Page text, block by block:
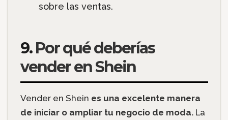
sobre las ventas.
9.Por qué deberías
vender en Shein
Vender en Shein es una excelente manera
de iniciar o ampliar tu negocio de moda.La